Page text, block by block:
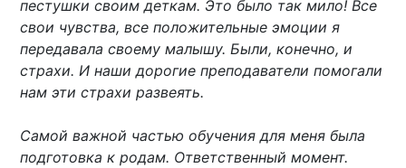
пестушки своим деткам. Это было так мило! Все
свои чувства, все положительные эмоции я
передавала своему малышу. Были, конечно, и
страхи. И наши дорогие преподаватели помогали
нам эти страхи развеять.
Самой важной частью обучения для меня была
подготовка к родам. Ответственный момент.